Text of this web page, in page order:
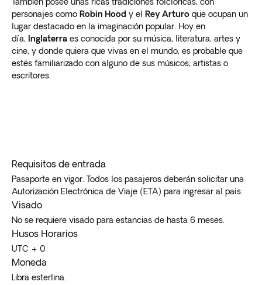
personajes como Robin Hood y el Rey Arturo que ocupan un
lugar destacado en la imaginación popular. Hoy en
día, Inglaterra es conocida por su música, literatura, artes y
cine, y donde quiera que vivas en el mundo, es probable que
estés familiarizado con alguno de sus músicos, artistas o
escritores.
Requisitos de entrada
Pasaporte en vigor. Todos los pasajeros deberán solicitar una
Autorización Electrónica de Viaje (ETA) para ingresar al país.
Visado
No se requiere visado para estancias de hasta 6 meses.
Husos Horarios
UTC + 0
Moneda
Libra esterlina.